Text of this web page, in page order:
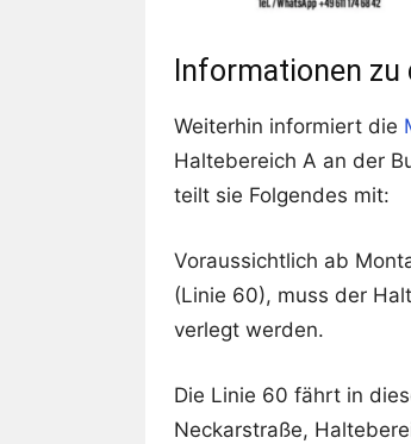
Informationen zu
Weiterhin informiert die
Haltebereich A an der
teilt sie Folgendes mit:
Voraussichtlich ab
(Linie 60), muss der
verlegt werden.
Die Linie 60 fährt in
Neckarstraße,